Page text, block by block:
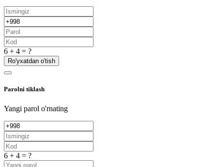
6 + 4 = ?
Ro'yxatdan o'tish
Parolni tiklash
Yangi parol o'rnating
6 + 4 = ?